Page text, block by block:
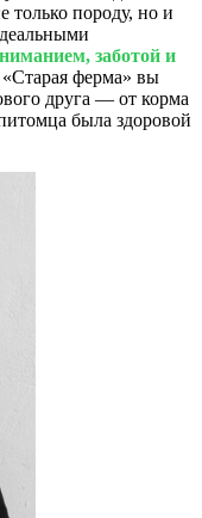
только породу, но и
заботой и
ферма» вы
друга — от корма
была здоровой